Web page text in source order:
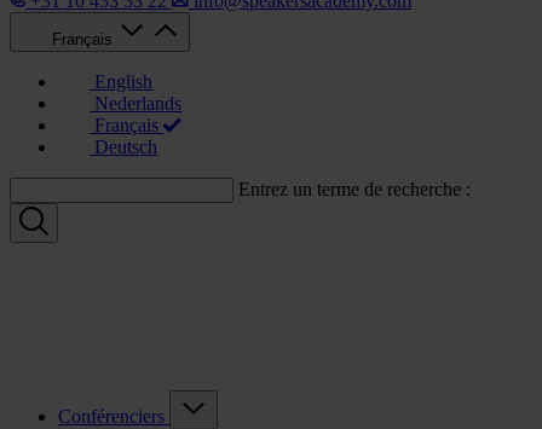
Français
English
Nederlands
Français
Deutsch
Entrez un terme de recherche :
Conférenciers